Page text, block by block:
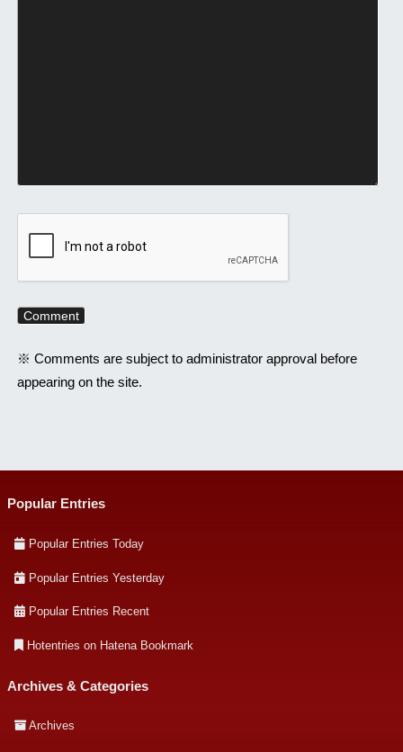
※ Comments are subject to administrator approval before
appearing on the site.
Popular Entries
Popular Entries Today
Popular Entries Yesterday
Popular Entries Recent
Hotentries on Hatena Bookmark
Archives & Categories
Archives